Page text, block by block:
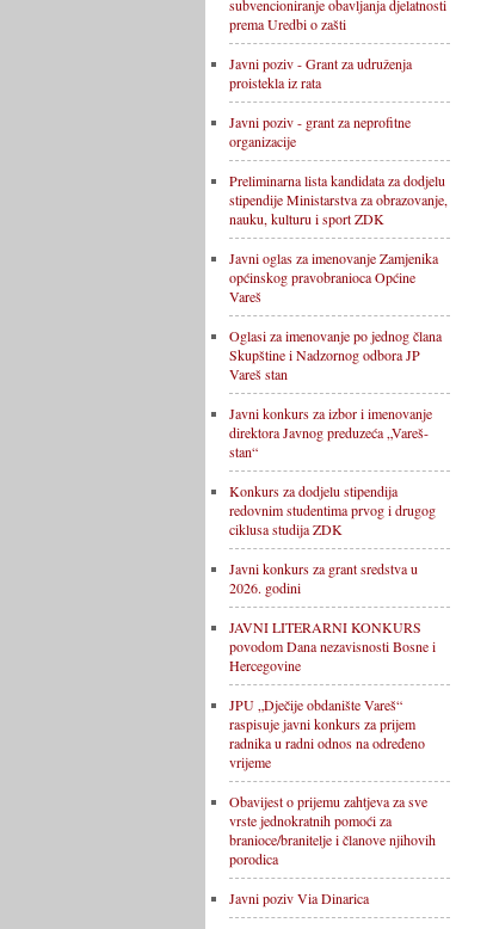
subvencioniranje obavljanja djelatnosti
prema Uredbi o zašti
Javni poziv - Grant za udruženja
proistekla iz rata
Javni poziv - grant za neprofitne
organizacije
Preliminarna lista kandidata za dodjelu
stipendije Ministarstva za obrazovanje,
nauku, kulturu i sport ZDK
Javni oglas za imenovanje Zamjenika
općinskog pravobranioca Općine
Vareš
Oglasi za imenovanje po jednog člana
Skupštine i Nadzornog odbora JP
Vareš stan
Javni konkurs za izbor i imenovanje
direktora Javnog preduzeća „Vareš-
stan“
Konkurs za dodjelu stipendija
redovnim studentima prvog i drugog
ciklusa studija ZDK
Javni konkurs za grant sredstva u
2026. godini
JAVNI LITERARNI KONKURS
povodom Dana nezavisnosti Bosne i
Hercegovine
JPU „Dječije obdanište Vareš“
raspisuje javni konkurs za prijem
radnika u radni odnos na određeno
vrijeme
Obavijest o prijemu zahtjeva za sve
vrste jednokratnih pomoći za
branioce/branitelje i članove njihovih
porodica
Javni poziv Via Dinarica